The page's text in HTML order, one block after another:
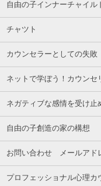
自由の子インナーチャイル
チャツト
カウンセラーとしての失敗
ネットで学ぼう！カウンセ
ネガティブな感情を受け止
自由の子創造の家の構想
お問い合わせ メールアド
プロフェッショナル心理カ